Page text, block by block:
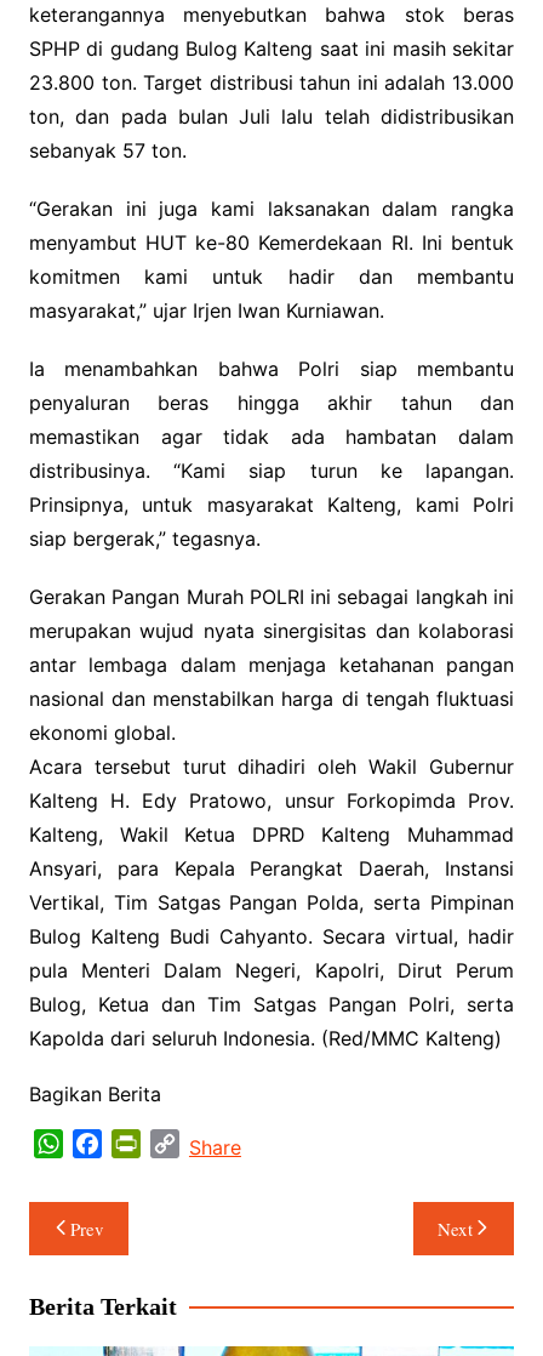
keterangannya menyebutkan bahwa stok beras
SPHP di gudang Bulog Kalteng saat ini masih sekitar
23.800 ton. Target distribusi tahun ini adalah 13.000
ton, dan pada bulan Juli lalu telah didistribusikan
sebanyak 57 ton.
“Gerakan ini juga kami laksanakan dalam rangka
menyambut HUT ke-80 Kemerdekaan RI. Ini bentuk
komitmen kami untuk hadir dan membantu
masyarakat,” ujar Irjen Iwan Kurniawan.
Ia menambahkan bahwa Polri siap membantu
penyaluran beras hingga akhir tahun dan
memastikan agar tidak ada hambatan dalam
distribusinya. “Kami siap turun ke lapangan.
Prinsipnya, untuk masyarakat Kalteng, kami Polri
siap bergerak,” tegasnya.
Gerakan Pangan Murah POLRI ini sebagai langkah ini
merupakan wujud nyata sinergisitas dan kolaborasi
antar lembaga dalam menjaga ketahanan pangan
nasional dan menstabilkan harga di tengah fluktuasi
ekonomi global.
Acara tersebut turut dihadiri oleh Wakil Gubernur
Kalteng H. Edy Pratowo, unsur Forkopimda Prov.
Kalteng, Wakil Ketua DPRD Kalteng Muhammad
Ansyari, para Kepala Perangkat Daerah, Instansi
Vertikal, Tim Satgas Pangan Polda, serta Pimpinan
Bulog Kalteng Budi Cahyanto. Secara virtual, hadir
pula Menteri Dalam Negeri, Kapolri, Dirut Perum
Bulog, Ketua dan Tim Satgas Pangan Polri, serta
Kapolda dari seluruh Indonesia. (Red/MMC Kalteng)
Bagikan Berita
W
a
t
s
p
p
c
e
b
o
k
r
i
C
k
Share
Navigasi
pos
Prev Next
Berita Terkait